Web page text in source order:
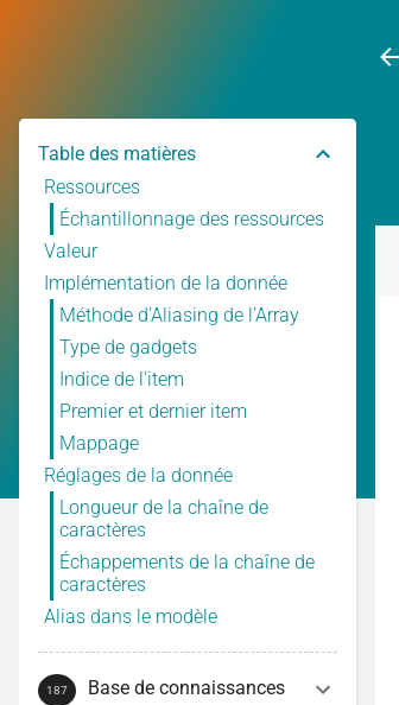
Table des matières
Ressources
Échantillonnage des ressources
Valeur
Implémentation de la donnée
Méthode d’Aliasing de l’Array
Type de gadgets
Indice de l'item
Premier et dernier item
Mappage
Réglages de la donnée
Longueur de la chaîne de
caractères
Échappements de la chaîne de
caractères
Alias dans le modèle
Base de connaissances